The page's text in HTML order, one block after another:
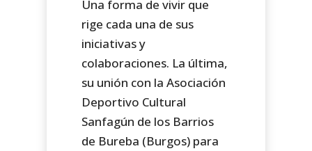
Una forma de vivir que
rige cada una de sus
iniciativas y
colaboraciones. La última,
su unión con la Asociación
Deportivo Cultural
Sanfagún de los Barrios
de Bureba (Burgos) para